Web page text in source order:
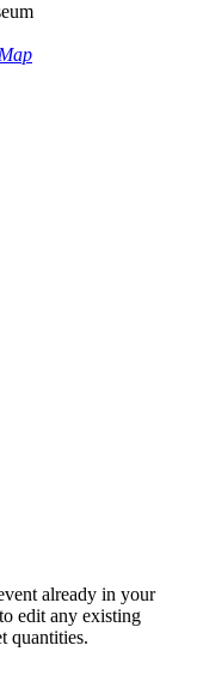
already in your
edit any existing
quantities.